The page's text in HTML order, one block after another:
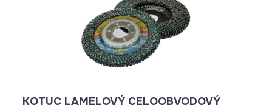
KOTUC LAMELOVÝ CELOOBVODOVÝ